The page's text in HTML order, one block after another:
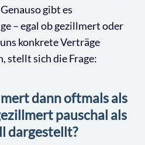
gibt es
– egal ob gezillmert oder
konkrete Verträge
stellt sich die Frage:
dann oftmals als
pauschal als
dargestellt?